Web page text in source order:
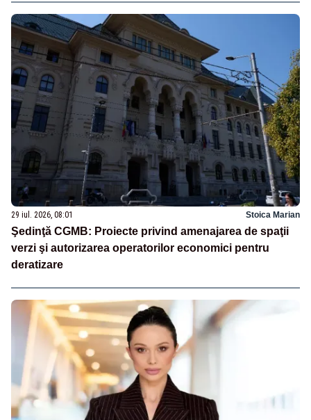
29 iul. 2026, 08:01 Stoica Marian
Şedinţă CGMB: Proiecte privind amenajarea de spaţii
verzi şi autorizarea operatorilor economici pentru
deratizare